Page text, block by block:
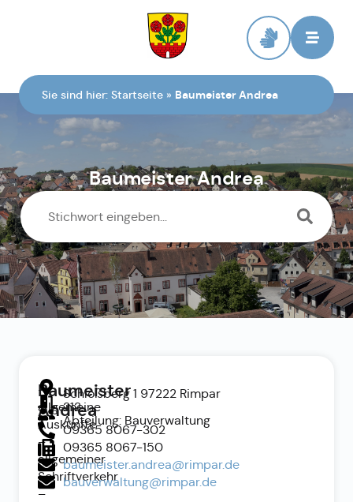
Sie sind hier: Startseite » Baumeister Andrea
Baumeister Andrea
Baumeister
Andrea
–
allgemeine
Auskünfte
–
allgemeiner
Schriftverkehr
–
Schloßberg 1 97222 Rimpar
212
Abteilung: Bauverwaltung
09365 8067-302
09365 8067-150
baumeister.andrea@rimpar.de
bauverwaltung@rimpar.de